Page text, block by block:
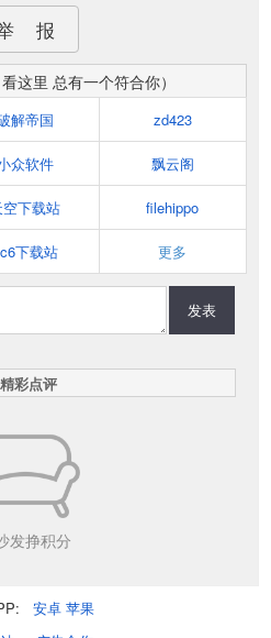
报
这里 总有一个符合你）
解帝国 zd423
众软件 飘云阁
空下载站 filehippo
下载站 更多
发表
精彩点评
发挣积分
安卓 苹果